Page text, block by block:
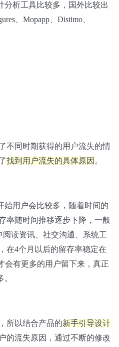
分析工具比较多，国外比较出
、Mopapp、Distimo、
不同时期获得的用户流失的情
找到用户流失的具体原因 。
始用户会比较多，随着时间的
率随时间推移逐步下降，一般
读资讯、社交沟通、系统工
在4个月以后的留存率稳定在
会有更多的用户留下来，真正
所以结合产品的新手引导设计
的流失原因，通过不断的修改